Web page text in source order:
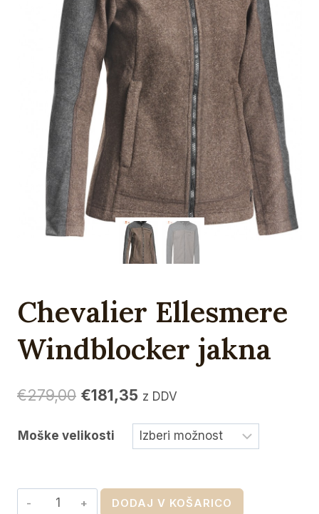
Chevalier Ellesmere
Windblocker jakna
€279,00 Izvirna
je
€279,00.
€181,35Trenutna
je:
z DDV
Moške velikosti
Chevalier
DODAJ V KOŠARICO